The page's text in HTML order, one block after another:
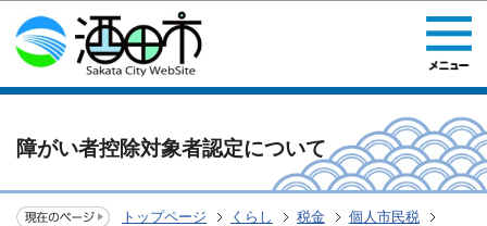
このページの本文へ移動
障がい者控除対象者認定について
トップページ くらし 税金
個人市民税